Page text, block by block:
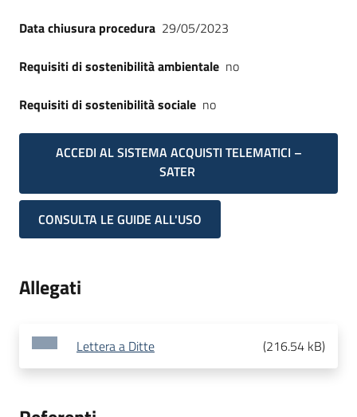
Data chiusura procedura 29/05/2023
Requisiti di sostenibilità ambientale no
Requisiti di sostenibilità sociale no
ACCEDI AL SISTEMA ACQUISTI TELEMATICI –
SATER
CONSULTA LE GUIDE ALL'USO
Allegati
Lettera a Ditte (216.54 kB)